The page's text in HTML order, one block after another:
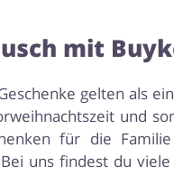
mit
gelten als
und
für die
uns findest du viele